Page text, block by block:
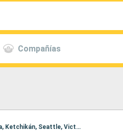
Compañías
Itinerario : Seattle, Skagway, Endicott, Juneau, Skagway, Juneau, Ketchikán, Victoria, Ketchikán, Seattle, Victoria, Seattle